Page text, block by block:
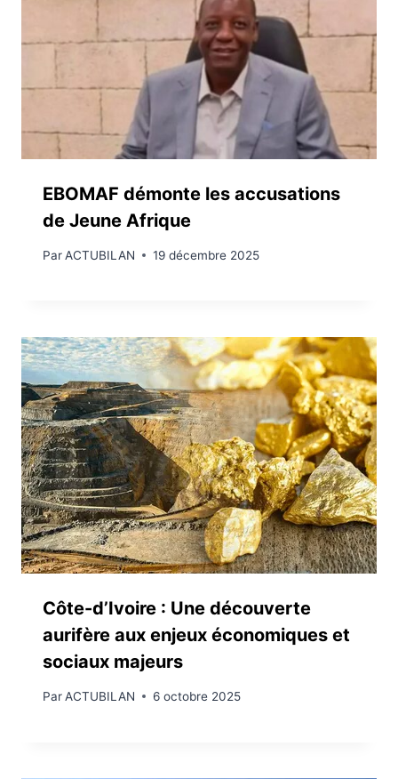
EBOMAF démonte les accusations
de Jeune Afrique
ParACTUBILAN 19 décembre 2025
Côte-d’Ivoire : Une découverte
aurifère aux enjeux économiques et
sociaux majeurs
ParACTUBILAN 6 octobre 2025